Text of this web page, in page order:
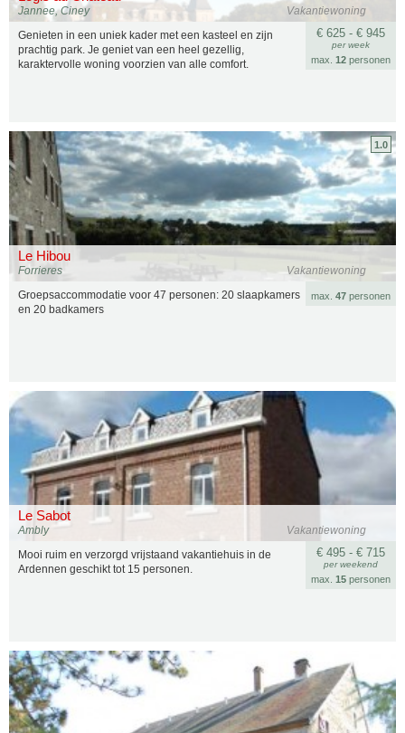
Vakantiewoning
Jannee, Ciney
€ 625 - € 945
per week
max. 12 personen
Genieten in een uniek kader met een kasteel en zijn
prachtig park. Je geniet van een heel gezellig,
karaktervolle woning voorzien van alle comfort.
Le Hibou
Vakantiewoning
Forrieres
1.0
max. 47 personen
Groepsaccommodatie voor 47 personen: 20 slaapkamers
en 20 badkamers
Le Sabot
Vakantiewoning
Ambly
€ 495 - € 715
per weekend
max. 15 personen
Mooi ruim en verzorgd vrijstaand vakantiehuis in de
Ardennen geschikt tot 15 personen.